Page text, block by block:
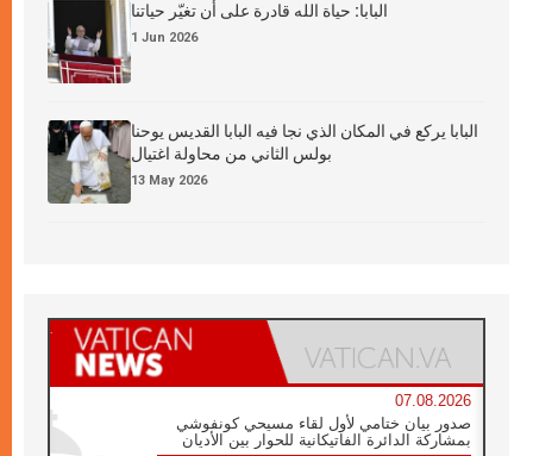
البابا: حياة الله قادرة على أن تغيّر حياتنا
1 Jun 2026
البابا يركع في المكان الذي نجا فيه البابا القديس يوحنا
بولس الثاني من محاولة اغتيال
13 May 2026
07.08.2026
صدور بيان ختامي لأول لقاء مسيحي كونفوشي
بمشاركة الدائرة الفاتيكانية للحوار بين الأديان